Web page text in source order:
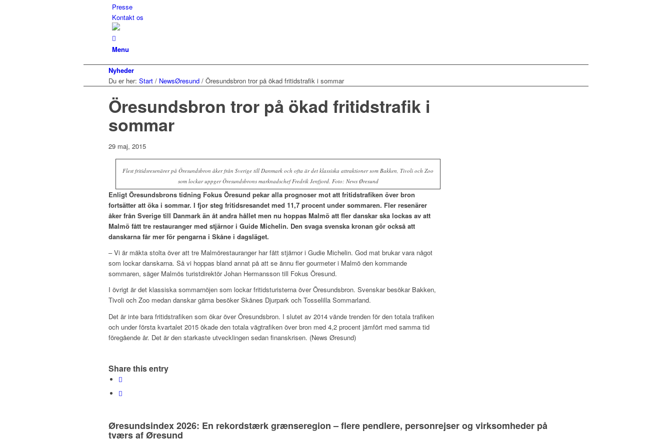
Presse
Kontakt os
Menu
Nyheder
Du er her: Start / NewsØresund / Öresundsbron tror på ökad fritidstrafik i sommar
Öresundsbron tror på ökad fritidstrafik i
sommar
29 maj, 2015
Flest fritidsresenärer på Öresundsbron åker från Sverige till Danmark och ofta är det klassiska attraktioner som Bakken, Tivoli och Zoo
som lockar uppger Öresundsbrons marknadschef Fredrik Jenfjord. Foto: News Øresund
Enligt Öresundsbrons tidning Fokus Öresund pekar alla prognoser mot att fritidstrafiken över bron
fortsätter att öka i sommar. I fjor steg fritidsresandet med 11,7 procent under sommaren. Fler resenärer
åker från Sverige till Danmark än åt andra hållet men nu hoppas Malmö att fler danskar ska lockas av att
Malmö fått tre restauranger med stjärnor i Guide Michelin. Den svaga svenska kronan gör också att
danskarna får mer för pengarna i Skåne i dagsläget.
– Vi är mäkta stolta över att tre Malmörestauranger har fått stjärnor i Gudie Michelin. God mat brukar vara något
som lockar danskarna. Så vi hoppas bland annat på att se ännu fler gourmeter i Malmö den kommande
sommaren, säger Malmös turistdirektör Johan Hermansson till Fokus Öresund.
I övrigt är det klassiska sommarnöjen som lockar fritidsturisterna över Öresundsbron. Svenskar besökar Bakken,
Tivoli och Zoo medan danskar gärna besöker Skånes Djurpark och Tosselilla Sommarland.
Det är inte bara fritidstrafiken som ökar över Öresundsbron. I slutet av 2014 vände trenden för den totala trafiken
och under första kvartalet 2015 ökade den totala vägtrafiken över bron med 4,2 procent jämfört med samma tid
föregående år. Det är den starkaste utvecklingen sedan finanskrisen. (News Øresund)
Share this entry
Øresundsindex 2026: En rekordstærk grænseregion – flere pendlere, personrejser og virksomheder på
tværs af Øresund